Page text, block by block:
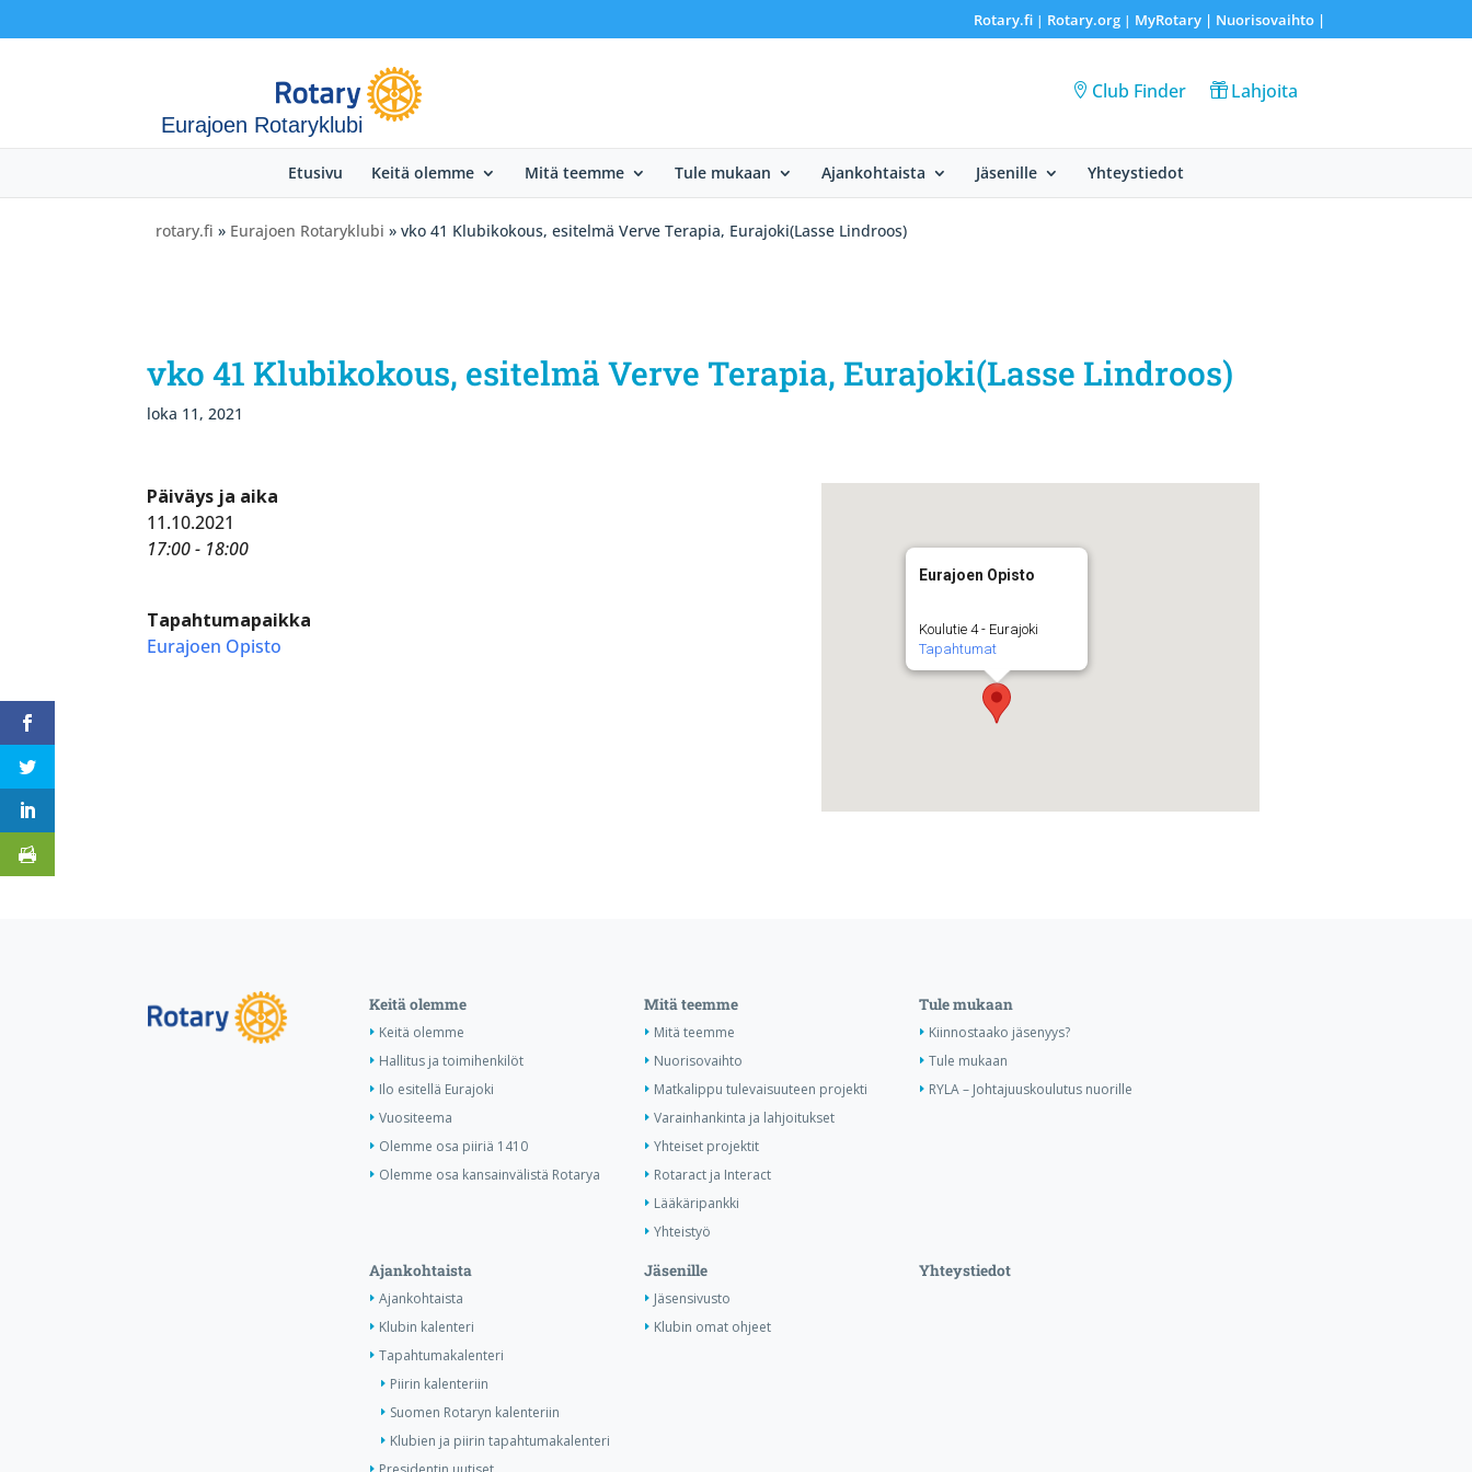
Rotary.fi| Rotary.org| MyRotary | Nuorisovaihto|
Eurajoen Rotaryklubi
Club Finder Lahjoita
Etusivu Keitä olemme Mitä teemme Tule mukaan Ajankohtaista Jäsenille Yhteystiedot
rotary.fi » Eurajoen Rotaryklubi » vko 41 Klubikokous, esitelmä Verve Terapia, Eurajoki(Lasse Lindroos)
vko 41 Klubikokous, esitelmä Verve Terapia, Eurajoki(Lasse Lindroos)
loka 11, 2021
Eurajoen Opisto
Koulutie 4 - Eurajoki
Tapahtumat
Päiväys ja aika
11.10.2021
17:00 - 18:00
Tapahtumapaikka
Eurajoen Opisto
Keitä olemme
Keitä olemme
Hallitus ja toimihenkilöt
Ilo esitellä Eurajoki
Vuositeema
Olemme osa piiriä 1410
Olemme osa kansainvälistä Rotarya
Mitä teemme
Mitä teemme
Nuorisovaihto
Matkalippu tulevaisuuteen projekti
Varainhankinta ja lahjoitukset
Yhteiset projektit
Rotaract ja Interact
Lääkäripankki
Yhteistyö
Tule mukaan
Kiinnostaako jäsenyys?
Tule mukaan
RYLA – Johtajuuskoulutus nuorille
Ajankohtaista
Ajankohtaista
Klubin kalenteri
Tapahtumakalenteri
Piirin kalenteriin
Suomen Rotaryn kalenteriin
Klubien ja piirin tapahtumakalenteri
Jäsenille
Jäsensivusto
Klubin omat ohjeet
Yhteystiedot